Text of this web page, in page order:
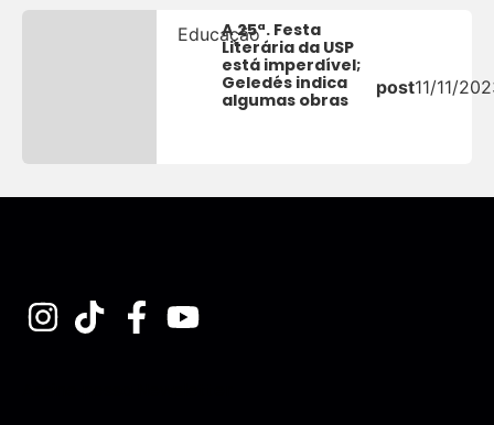
EducaçãoA 25ª. Festa
Literária da USP
está imperdível;
Geledés indica
algumas obras
post11/11/